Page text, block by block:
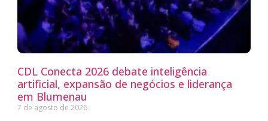
CDL Conecta 2026 debate inteligência
artificial, expansão de negócios e liderança
em Blumenau
7 de agosto de 2026